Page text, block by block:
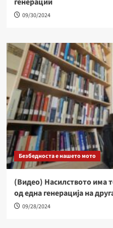
09/30/2024
Безбедноста е нашето мото
(Видео) Насилството има
од една генерација на
09/28/2024